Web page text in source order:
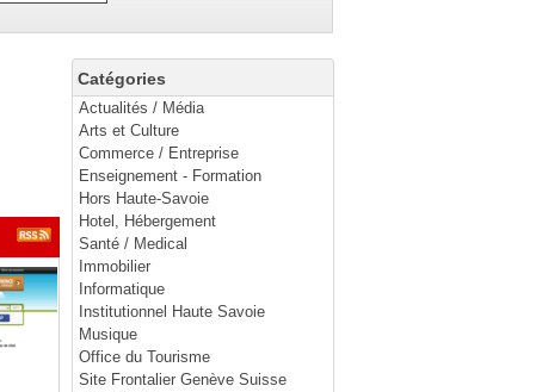
Catégories
Actualités / Média
Arts et Culture
Commerce / Entreprise
Enseignement - Formation
Hors Haute-Savoie
Hotel, Hébergement
Santé / Medical
Immobilier
Informatique
Institutionnel Haute Savoie
Musique
Office du Tourisme
Site Frontalier Genève Suisse